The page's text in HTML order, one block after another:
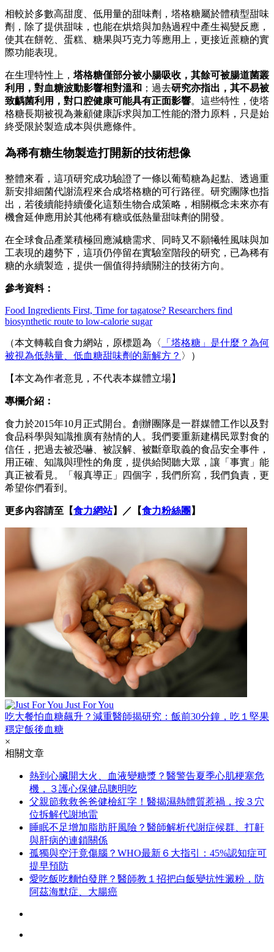
相較於多數高甜度、低用量的甜味劑，塔格糖屬於體積型甜味
劑，除了提供甜味，也能在烘焙與加熱過程中產生褐變反應，
使其在餅乾、蛋糕、糖果與巧克力等應用上，更接近蔗糖的實
際功能表現。
在生理特性上， 塔格糖僅部分被小腸吸收，其餘可被腸道菌叢
利用，對血糖波動影響相對溫和 ；過去研究亦指出，其不易被
致齲菌利用，對口腔健康可能具有正面影響。這些特性，使塔
格糖長期被視為兼顧健康訴求與加工性能的潛力原料，只是始
終受限於製造成本與供應條件。
為稀有糖生物製造打開新的技術想像
整體來看，這項研究成功驗證了一條以葡萄糖為起點、透過重
新安排細菌代謝流程來合成塔格糖的可行路徑。研究團隊也指
出，若後續能持續優化這類生物合成策略，相關概念未來亦有
機會延伸應用於其他稀有糖或低熱量甜味劑的開發。
在全球食品產業積極回應減糖需求、同時又不願犧牲風味與加
工表現的趨勢下，這項仍停留在實驗室階段的研究，已為稀有
糖的永續製造，提供一個值得持續關注的技術方向。
參考資料：
Food Ingredients First, Time for tagatose? Researchers find
biosynthetic route to low-calorie sugar
（本文轉載自食力網站，原標題為〈
「塔格糖」是什麼？為何
被視為低熱量、低血糖甜味劑的新解方？ 〉）
【本文為作者意見，不代表本媒體立場】
專欄介紹：
食力於2015年10月正式開台。創辦團隊是一群媒體工作以及對
食品科學與知識推廣有熱情的人。我們要重新建構民眾對食的
信任，把過去被恐嚇、被誤解、被斷章取義的食品安全事件，
用正確、知識與理性的角度，提供給閱聽大眾，讓「事實」能
真正被看見。「報真導正」四個字，我們所寫，我們負責，更
希望你們看到。
更多內容請至【食力網站】／【食力粉絲團 】
Just For You
吃大餐怕血糖飆升？減重醫師揭研究：飯前30分鐘，吃１堅果
穩定飯後血糖
×
相關文章
熱到心臟開大火、血液變糖漿？醫警告夏季心肌梗塞危
機，３護心保健品聰明吃
父親節救救爸爸健檢紅字！醫揭濕熱體質惹禍，按３穴
位拆解代謝地雷
睡眠不足增加脂肪肝風險？醫師解析代謝症候群、打鼾
與肝病的連鎖關係
孤獨與空汙竟傷腦？WHO最新６大指引：45%認知症可
提早預防
愛吃飯吃麵怕發胖？醫師教１招把白飯變抗性澱粉，防
阿茲海默症、大腸癌